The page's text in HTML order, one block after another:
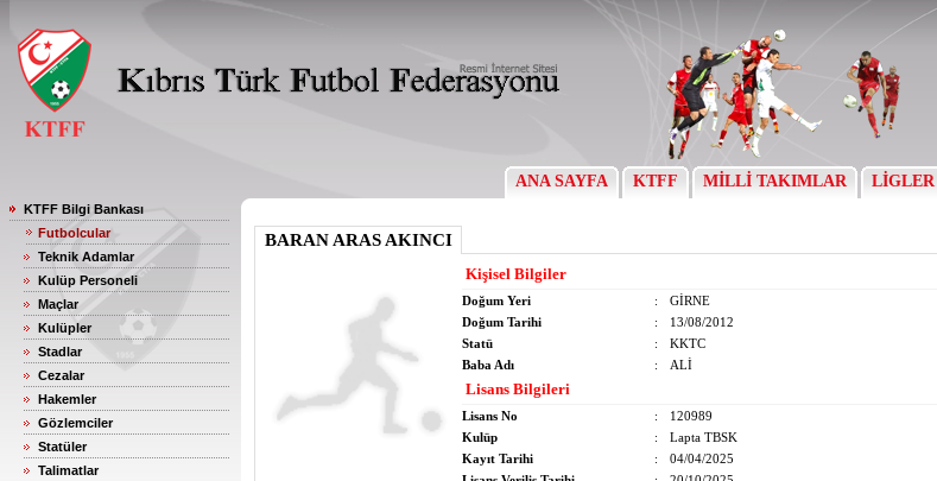
ANA SAYFA KTFF MİLLİ TAKIMLAR LİGLER
KTFF Bilgi Bankası
Futbolcular
Teknik Adamlar
Kulüp Personeli
Maçlar
Kulüpler
Stadlar
Cezalar
Hakemler
Gözlemciler
Statüler
Talimatlar
BARAN ARAS AKINCI
Kişisel Bilgiler
Doğum Yeri :
GİRNE
Doğum Tarihi
:
13/08/2012
Statü
:
KKTC
Baba Adı
: ALİ
Lisans Bilgileri
Lisans No :
120989
Kulüp
:
Lapta TBSK
Kayıt Tarihi
:
04/04/2025